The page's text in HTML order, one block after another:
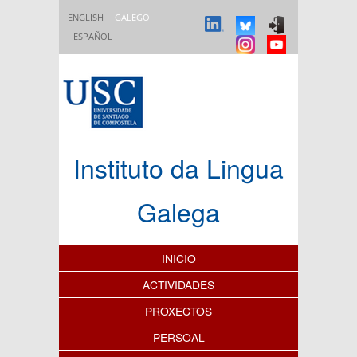
ENGLISH
GALEGO
ESPAÑOL
Instituto da Lingua
Galega
Índice de contidos
INICIO
ACTIVIDADES
PROXECTOS
PERSOAL